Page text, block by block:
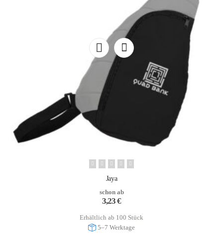
Jaya
schon ab
3,23€
Erhältlich ab 100 Stück
5–7 Werktage